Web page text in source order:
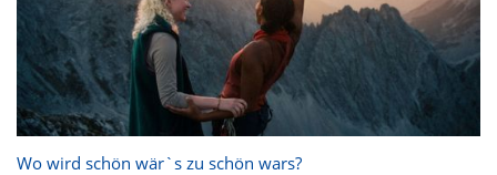
Wo wird schön wär`s zu schön wars?